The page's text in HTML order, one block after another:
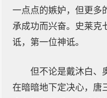
一点点的嫉妒，但更多
承成功而兴奋。史莱克
诋，第一位神诋。
但不论是戴沐白、
在暗暗地下定决心，唐